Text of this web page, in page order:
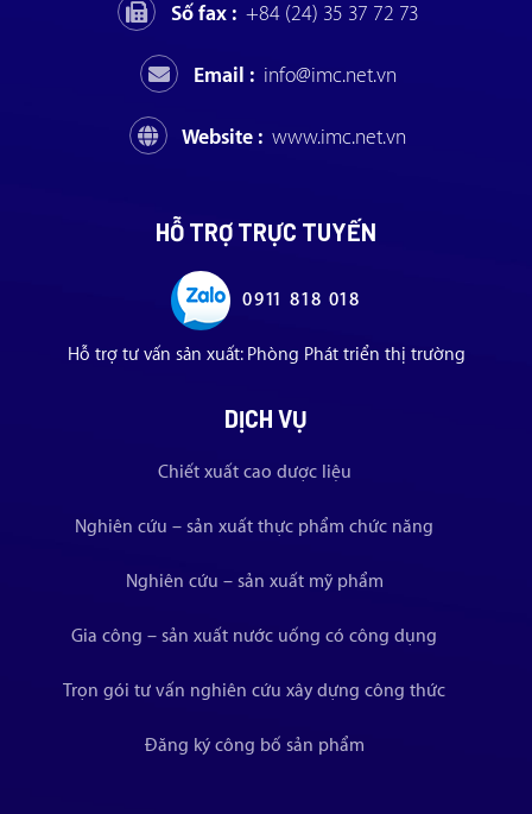
Số fax : +84 (24) 35 37 72 73
Email : info@imc.net.vn
Website : www.imc.net.vn
HỖ TRỢ TRỰC TUYẾN
0911 818 018
Hỗ trợ tư vấn sản xuất: Phòng Phát triển thị trường
DỊCH VỤ
Chiết xuất cao dược liệu
Nghiên cứu – sản xuất thực phẩm chức năng
Nghiên cứu – sản xuất mỹ phẩm
Gia công – sản xuất nước uống có công dụng
Trọn gói tư vấn nghiên cứu xây dựng công thức
Đăng ký công bố sản phẩm